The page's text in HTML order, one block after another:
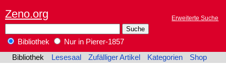
Zeno.org Erweiterte Suche
Bibliothek
Nur in Pierer-1857
Bibliothek
Lesesaal Zufälliger Artikel Kategorien Shop